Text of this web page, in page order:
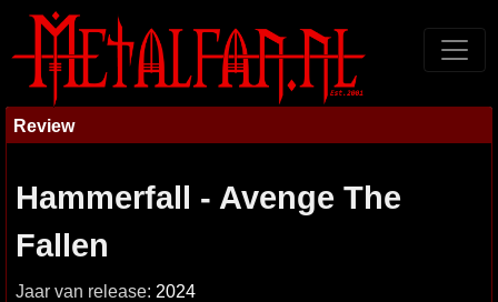
Review
Hammerfall - Avenge The
Fallen
Jaar van release: 2024